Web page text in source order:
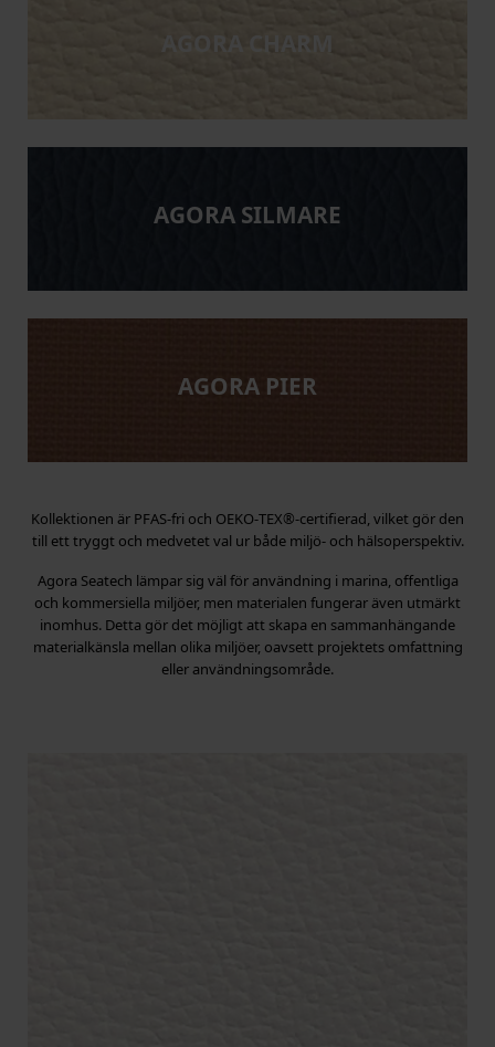
AGORA CHARM
AGORA SILMARE
AGORA PIER
Kollektionen är PFAS‑fri och OEKO‑TEX®‑certifierad, vilket gör den
till ett tryggt och medvetet val ur både miljö‑ och hälsoperspektiv.
Agora Seatech lämpar sig väl för användning i marina, offentliga
och kommersiella miljöer, men materialen fungerar även utmärkt
inomhus. Detta gör det möjligt att skapa en sammanhängande
materialkänsla mellan olika miljöer, oavsett projektets omfattning
eller användningsområde.